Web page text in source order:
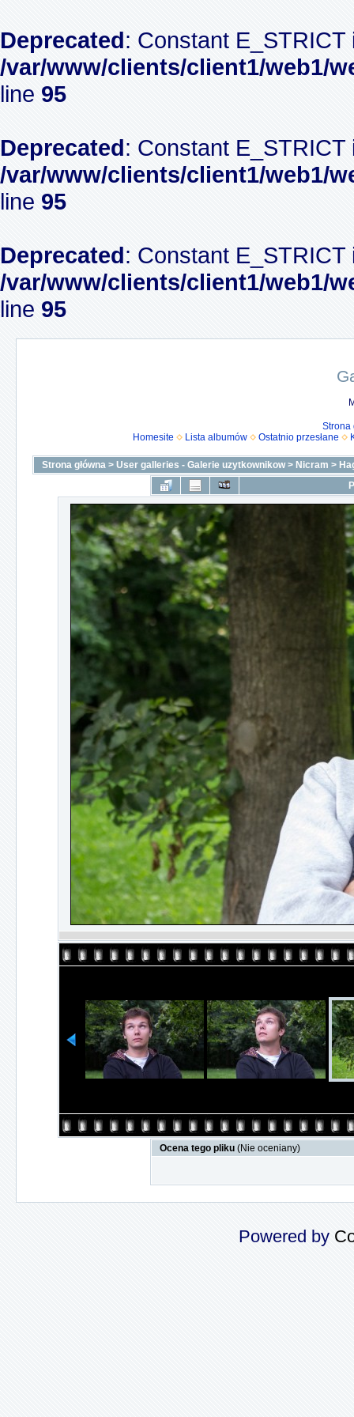
Deprecated: Constant
/var/www/clients/client1/web1/
line 95
Deprecated: Constant
/var/www/clients/client1/web1/
line 95
Deprecated: Constant
/var/www/clients/client1/web1/
line 95
Strona
Homesite
Lista albumów Ostatnio przesłane
Strona główna > User galleries - Galerie uzytkownikow> Nicram >
Ocena tego pliku (Nie oceniany)
Powered by